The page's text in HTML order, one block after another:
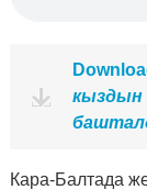
кыздын
Кара-Балтада